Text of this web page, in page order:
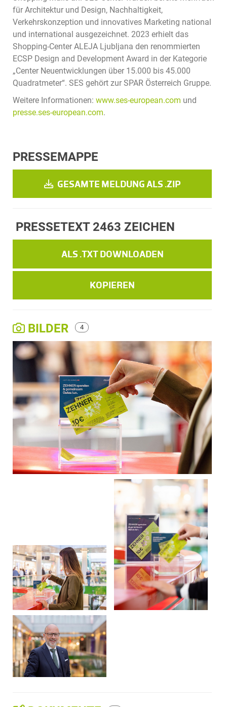
für Architektur und Design, Nachhaltigkeit,
Verkehrskonzeption und innovatives Marketing national
und international ausgezeichnet. 2023 erhielt das
Shopping-Center ALEJA Ljubljana den renommierten
ECSP Design and Development Award in der Kategorie
„Center Neuentwicklungen über 15.000 bis 45.000
Quadratmeter“. SES gehört zur SPAR Österreich Gruppe.
Weitere Informationen: www.ses-european.com und
presse.ses-european.com.
PRESSEMAPPE
GESAMTE MELDUNG ALS .ZIP
PRESSETEXT 2463 ZEICHEN
ALS .TXT DOWNLOADEN
KOPIEREN
BILDER 4